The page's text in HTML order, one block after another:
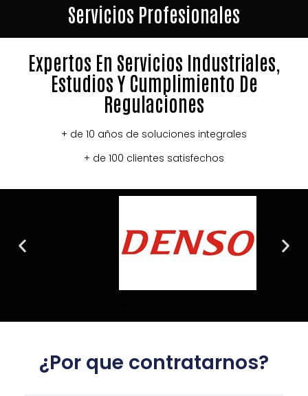
Servicios Profesionales
Expertos En Servicios Industriales,
Estudios Y Cumplimiento De
Regulaciones
+ de 10 años de soluciones integrales
+ de 100 clientes satisfechos
¿Por que contratarnos?